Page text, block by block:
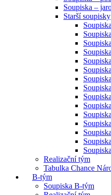
Soupiska –
Starší soupisky
Realizační tým
Tabulka Chance
B-tým
Soupiska B-tým